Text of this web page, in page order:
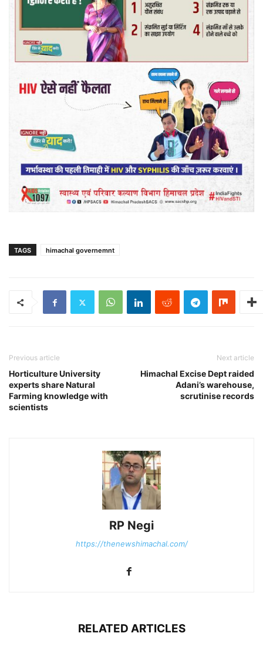
TAGS himachal governemnt
Previous article
Horticulture University
experts share Natural
Farming knowledge with
scientists
Next article
Himachal Excise Dept raided
Adani’s warehouse,
scrutinise records
RP Negi
https://thenewshimachal.com/
RELATED ARTICLES